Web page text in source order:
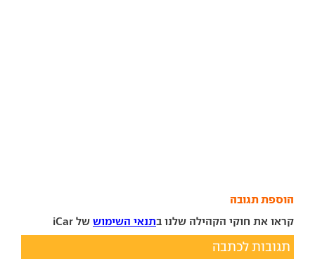
הוספת תגובה
קראו את חוקי הקהילה שלנו בתנאי השימוש של iCar
תגובות לכתבה